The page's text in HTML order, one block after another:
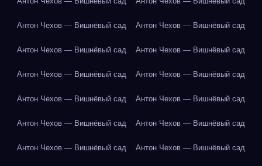
Антон Чехов — Вишнёвый сад Антон Чехов — Вишнёвый сад
Антон Чехов — Вишнёвый сад Антон Чехов — Вишнёвый сад
Антон Чехов — Вишнёвый сад Антон Чехов — Вишнёвый сад
Антон Чехов — Вишнёвый сад Антон Чехов — Вишнёвый сад
Антон Чехов — Вишнёвый сад Антон Чехов — Вишнёвый сад
Антон Чехов — Вишнёвый сад Антон Чехов — Вишнёвый сад